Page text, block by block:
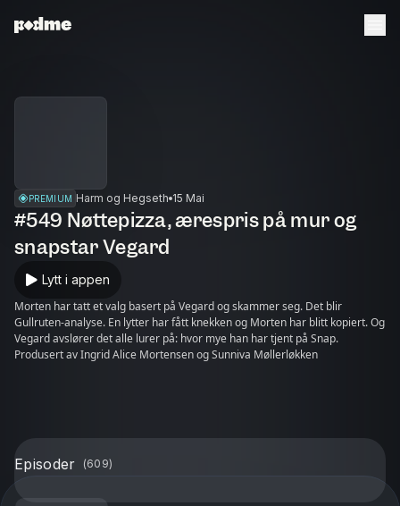
PREMIUM Harm og Hegseth 15 Mai
#549 Nøttepizza, ærespris på mur og
snapstar Vegard
Lytt i appen
Morten har tatt et valg basert på Vegard og skammer seg. Det blir
Gullruten-analyse. En lytter har fått knekken og Morten har blitt kopiert. Og
Vegard avslører det alle lurer på: hvor mye han har tjent på Snap.
Produsert av Ingrid Alice Mortensen og Sunniva Møllerløkken
Episoder (609)